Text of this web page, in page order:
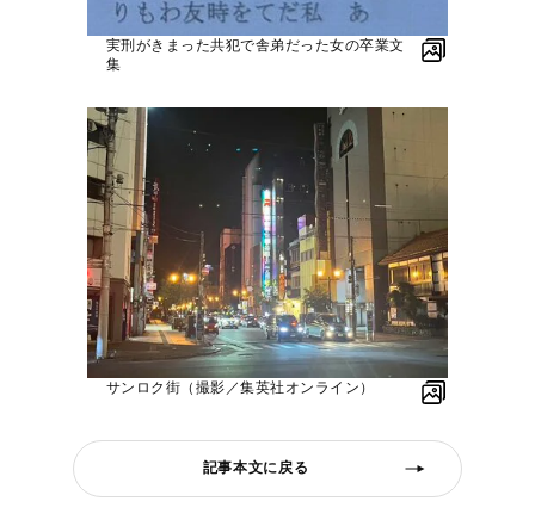
実刑がきまった共犯で舎弟だった女の卒業文
集
サンロク街（撮影／集英社オンライン）
記事本文に戻る